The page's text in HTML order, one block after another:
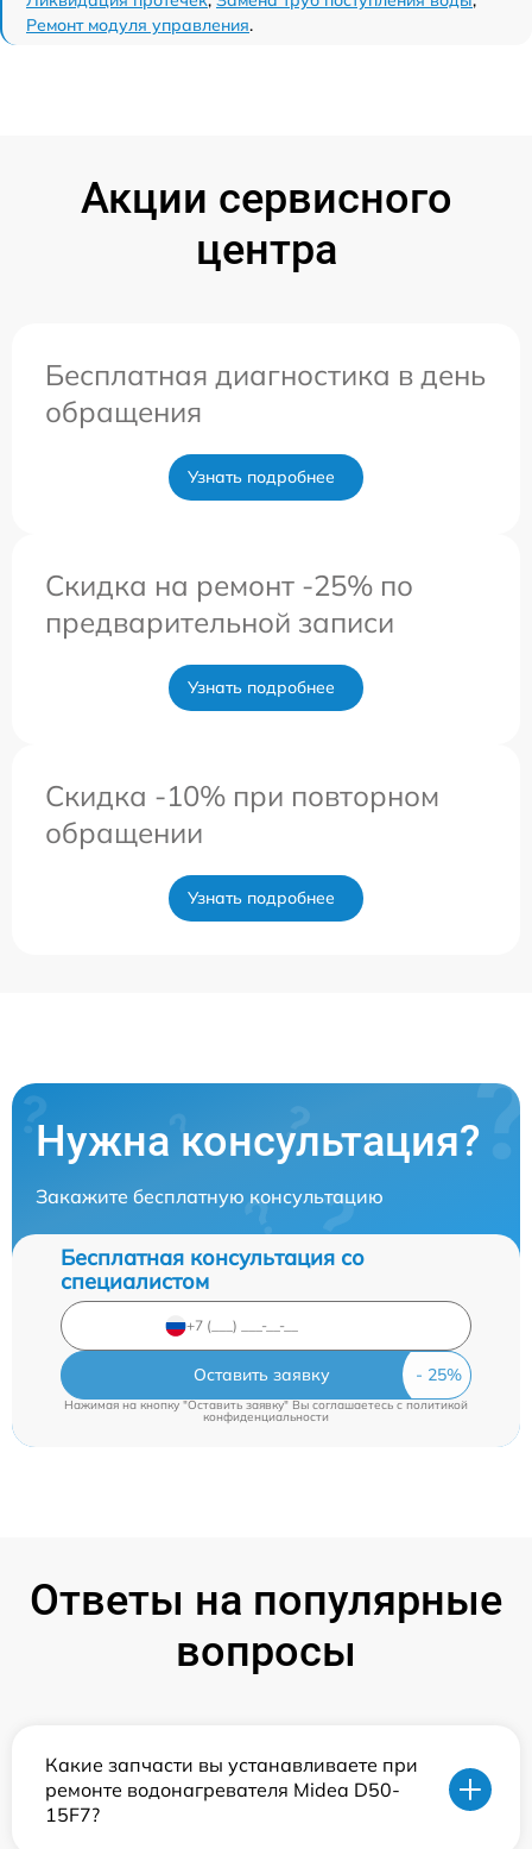
Ремонт модуля управления.
Акции сервисного
центра
Бесплатная диагностика в день
обращения
Узнать подробнее
Скидка на ремонт -25% по
предварительной записи
Узнать подробнее
Скидка -10% при повторном
обращении
Узнать подробнее
Нужна консультация?
Закажите бесплатную консультацию
Бесплатная консультация со
специалистом
Оставить заявку
Нажимая на кнопку "Оставить заявку" Вы соглашаетесь cполитикой
конфиденциальности
Ответы на популярные
вопросы
Какие запчасти вы устанавливаете при
ремонте водонагревателя Midea D50-
15F7?